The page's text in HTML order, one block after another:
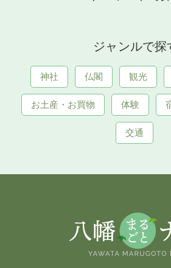
ジャンルで探
神社 仏閣 観光
お土産・お買物 体験
交通